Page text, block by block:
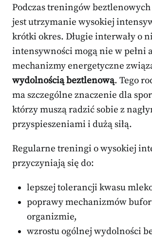
Podczas treningów
jest utrzymanie wysokiej
krótki okres. Długie interwały o
intensywności mogą nie w pełni
mechanizmy energetyczne
wydolnością beztlenową. Tego
ma szczególne znaczenie dla
którzy muszą radzić sobie z
przyspieszeniami i dużą siłą.
Regularne treningi o wysokiej
przyczyniają się do:
lepszej tolerancji kwasu
poprawy mechanizmów
organizmie,
wzrostu ogólnej wydolności